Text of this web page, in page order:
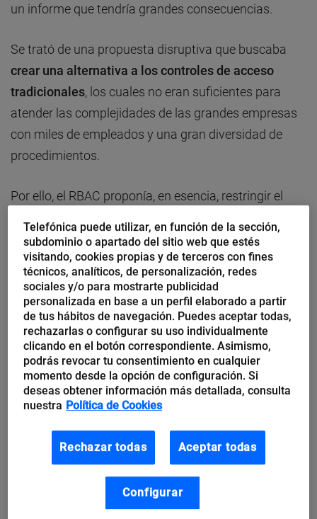
un informe que tendría grandes consecuencias.
Se trató de una propuesta disruptiva que buscaba
crear una alternativa a los controles de acceso
tradicionales, los cuales no eran suficientes para
atender las complejidades de las grandes empresas
con miles de empleados y una gran diversidad de
procedimientos.
Por ello, el RBAC proponía, en esencia, restringir el
individuales,sino a roles predefinidos basados en su
función. De esta manera, un empleado del
departamento de finanzas solo accede a la
información contable, mientras que uno de recursos
humanos gestiona los datos del personal, sin que sus
permisos se superpongan.
Además,el RBAC es más fácil de administrar.En
lugar de gestionar una matriz compleja de permisos
para cada empleado, los administradoresasignan
permisos a rolescomo «gerente», «analista» o
«contador». Y luego, a los usuarios, se les asignan
uno o más de estos roles.
Telefónica puede utilizar, en función de la sección,
subdominio o apartado del sitio web que estés
visitando, cookies propias y de terceros con fines
técnicos, analíticos, de personalización, redes
sociales y/o para mostrarte publicidad
personalizada en base a un perfil elaborado a partir
de tus hábitos de navegación. Puedes aceptar todas,
rechazarlas o configurar su uso individualmente
clicando en el botón correspondiente. Asimismo,
podrás revocar tu consentimiento en cualquier
momento desde la opción de configuración. Si
deseas obtener información más detallada, consulta
nuestra Política de Cookies
Rechazar todas Aceptar todas
Configurar